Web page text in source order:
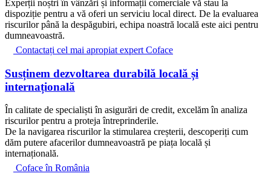
Experții noștri în vânzări și informații comerciale vă stau la
dispoziție pentru a vă oferi un serviciu local direct. De la evaluarea
riscurilor până la despăgubiri, echipa noastră locală este aici pentru
dumneavoastră.
Contactați cel mai apropiat expert Coface
Susținem dezvoltarea durabilă locală și
internațională
În calitate de specialiști în asigurări de credit, excelăm în analiza
riscurilor pentru a proteja întreprinderile.
De la navigarea riscurilor la stimularea creșterii, descoperiți cum
dăm putere afacerilor dumneavoastră pe piața locală și
internațională.
Coface în România